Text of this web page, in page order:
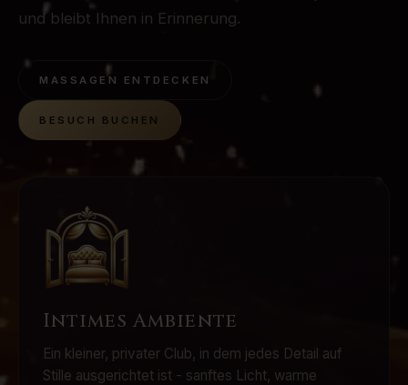
und bleibt Ihnen in Erinnerung.
MASSAGEN ENTDECKEN
BESUCH BUCHEN
Intimes Ambiente
Ein kleiner, privater Club, in dem jedes Detail auf
Stille ausgerichtet ist - sanftes Licht, warme